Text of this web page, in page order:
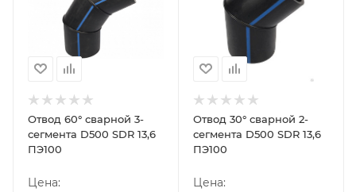
Отвод 60° сварной 3-
сегмента D500 SDR 13,6
ПЭ100
Цена:
Отвод 30° сварной 2-
сегмента D500 SDR 13,6
ПЭ100
Цена: